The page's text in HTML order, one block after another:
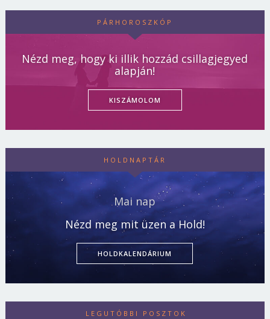
PÁRHOROSZKÓP
Nézd meg, hogy ki illik hozzád csillagjegyed
alapján!
KISZÁMOLOM
HOLDNAPTÁR
Mai nap
Nézd meg mit üzen a Hold!
HOLDKALENDÁRIUM
LEGUTÓBBI POSZTOK